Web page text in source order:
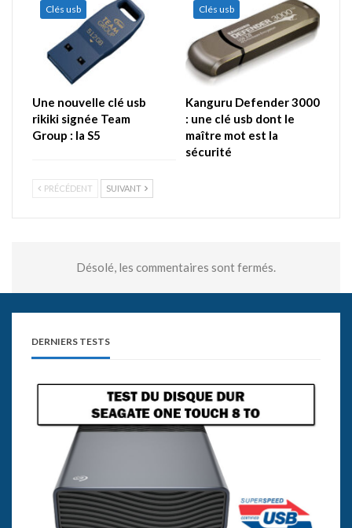
Clés usb
Une nouvelle clé usb
rikiki signée Team
Group : la S5
Clés usb
Kanguru Defender 3000
: une clé usb dont le
maître mot est la
sécurité
PRÉCÉDENT SUIVANT
Désolé, les commentaires sont fermés.
DERNIERS TESTS